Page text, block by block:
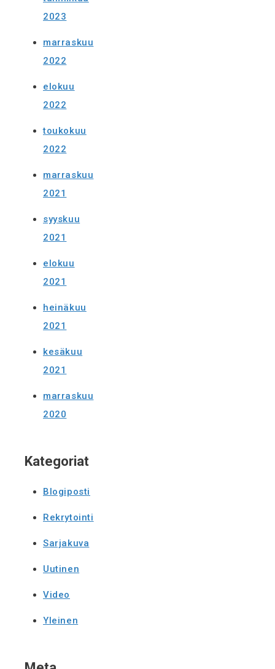
2023
marraskuu
2022
elokuu
2022
toukokuu
2022
marraskuu
2021
syyskuu
2021
elokuu
2021
heinäkuu
2021
kesäkuu
2021
marraskuu
2020
Kategoriat
Blogiposti
Rekrytointi
Sarjakuva
Uutinen
Video
Yleinen